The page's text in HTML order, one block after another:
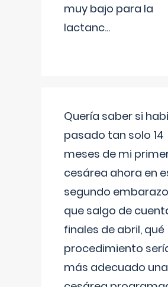
muy bajo para la
lactanc...
Quería saber si
pasado tan solo 14
meses de mi
cesárea ahora en
segundo
que salgo de
finales de abril, qué
procedimiento
más adecuado una